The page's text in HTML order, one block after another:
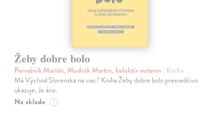
Žeby dobre bolo
Porvažník Marián, Mudrák Martin, kolektív autorov| Kniha
Má Východ Slovenska na viac? Kniha Žeby dobre bolo presvedčivo
ukazuje, že áno.
Na sklade ?